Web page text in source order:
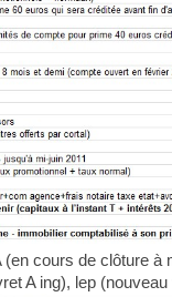
(en cours de clôture à
A ing), lep